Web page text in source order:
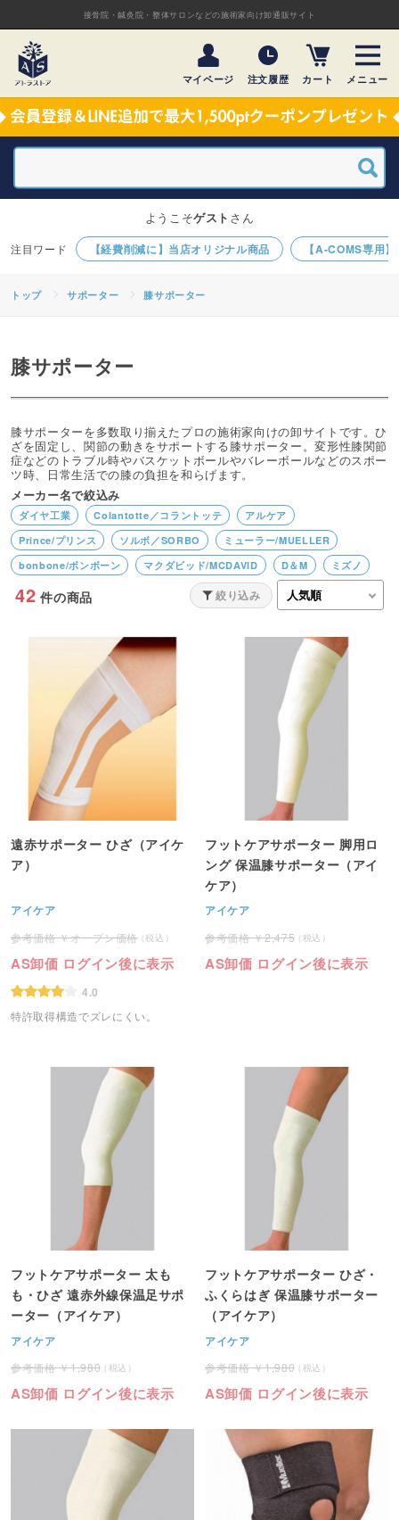
接骨院・鍼灸院・整体サロンなどの施術家向け卸通販サイト
マイページ 注文履歴 カート メニュー
【経費削減に】当店オリジナル商品 【A-COMS専用
ようこそゲスト さん
トップ サポーター 膝サポーター
膝サポーター
膝サポーターを多数取り揃えたプロの施術家向けの卸サイトです。ひ
ざを固定し、関節の動きをサポートする膝サポーター。変形性膝関節
症などのトラブル時やバスケットボールやバレーボールなどのスポー
ツ時、日常生活での膝の負担を和らげます。
メーカー名で絞込み
ダイヤ工業 Colantotte／コラントッテ
アルケア
Prince/プリンス
ソルボ／SORBO
ミューラー/MUELLER
bonbone/ボンボーン
マクダビッド/MCDAVID D＆M
ミズノ
アイケア
42 件の商品 絞り込み
遠赤サポーター ひざ（アイケ
ア）
アイケア
オープン価格
AS卸価 ログイン後に表示
4.0
特許取得構造でズレにくい。
フットケアサポーター 脚用ロ
ング 保温膝サポーター（アイ
ケア）
アイケア
2,475
AS卸価 ログイン後に表示
フットケアサポーター 太も
も・ひざ 遠赤外線保温足サポ
ーター（アイケア）
アイケア
1,980
AS卸価 ログイン後に表示
フットケアサポーター ひざ・
ふくらはぎ 保温膝サポーター
（アイケア）
アイケア
1,980
AS卸価 ログイン後に表示